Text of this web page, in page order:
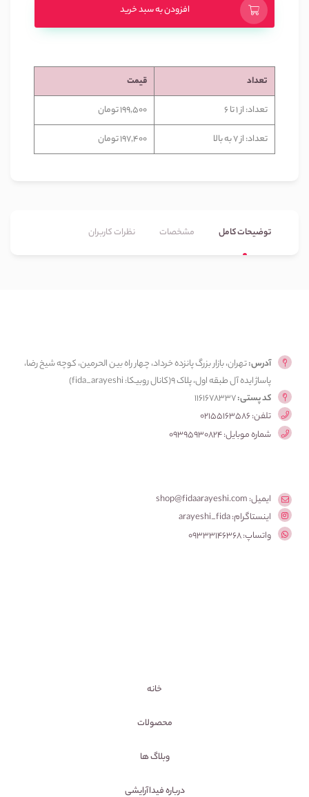
افزودن به سبد خرید
تعداد
قیمت
تعداد: از 1 تا 6
199,500 تومان
تعداد: از 7 به بالا
197,400 تومان
توضیحات کامل مشخصات نظرات کاربران
آدرس:تهران، بازار بزرگ پانزده خرداد، چهار راه بین الحرمین، کوچه شیخ رضا،
پاساژ ایده آل طبقه اول، پلاک ۹(کانال روبیکا: fida_arayeshi)
کد پستی:1161678337
تلفن: 02155163586
شماره موبایل: 09395930824
ایمیل: shop@fidaarayeshi.com
اینستاگرام: arayeshi_fida
واتساپ: 09333146368
خانه
محصولات
وبلاگ ها
درباره فیداآرایشی